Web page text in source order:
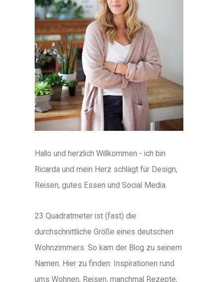
Hallo und herzlich Willkommen - ich bin
Ricarda und mein Herz schlägt für Design,
Reisen, gutes Essen und Social Media.
23 Quadratmeter ist (fast) die
durchschnittliche Größe eines deutschen
Wohnzimmers. So kam der Blog zu seinem
Namen. Hier zu finden: Inspirationen rund
ums Wohnen, Reisen, manchmal Rezepte,